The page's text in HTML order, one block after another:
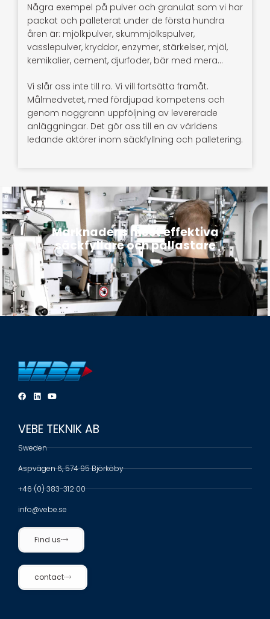
Några exempel på pulver och granulat som vi har
packat och palleterat under de första hundra
åren är: mjölkpulver, skummjölkspulver,
vasslepulver, kryddor, enzymer, stärkelser, mjöl,
kemikalier, cement, djurfoder, bär med mera…
Vi slår oss inte till ro. Vi vill fortsätta framåt.
Målmedvetet, med fördjupad kompetens och
genom noggrann uppföljning av levererade
anläggningar. Det gör oss till en av världens
ledande aktörer inom säckfyllning och palletering.
Marknadens mest effektiva
säckfyllare och pallastare
Find us
contact
VEBE TEKNIK AB
Sweden
Aspvägen 6, 574 95 Björköby
+46 (0) 383-312 00
info@vebe.se